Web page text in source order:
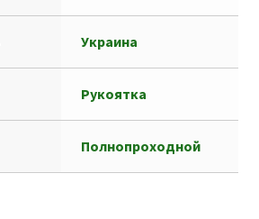
Украина
Рукоятка
Полнопроходной